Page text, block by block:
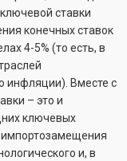
ставки
конечных ставок
4-5% (то есть, в
инфляции). Вместе с
– это и
ключевых
и, в